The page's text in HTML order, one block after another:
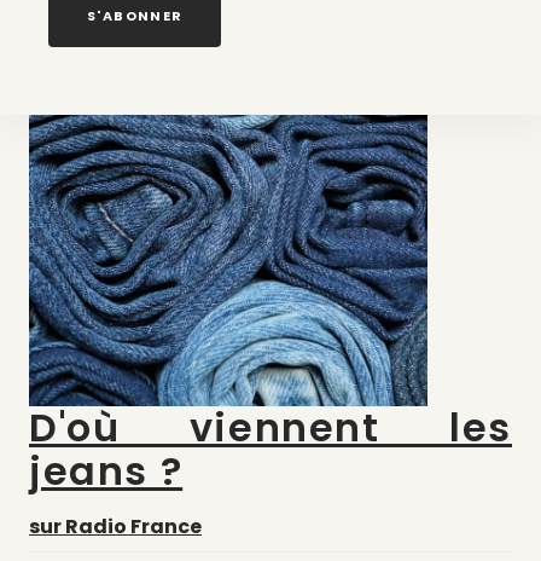
D'où viennent les
jeans ?
sur Radio France
S'ABONNER